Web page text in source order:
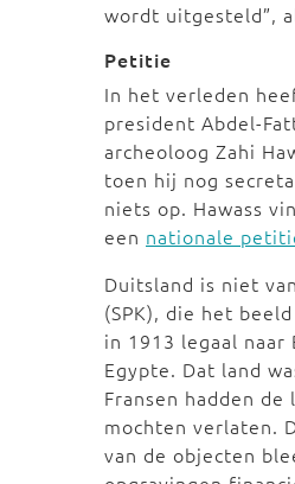
wordt uitgesteld”,
Petitie
In het verleden
president Abdel-
archeoloog Zahi
toen hij nog
niets op. Hawass
een nationale
Duitsland is niet
(SPK), die het
in 1913 legaal
Egypte. Dat land
Fransen hadden
mochten verlaten.
van de objecten